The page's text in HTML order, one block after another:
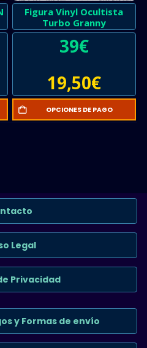
Figura Vinyl Ocultista
Turbo Granny
39€
19,50€
OPCIONES DE PAGO
Legal
Privacidad
y Formas de envío